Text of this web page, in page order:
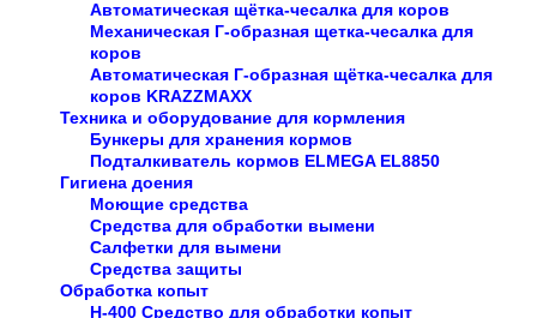
Автоматическая щётка-чесалка для коров
Механическая Г-образная щетка-чесалка для
коров
Автоматическая Г-образная щётка-чесалка для
коров KRAZZMAXX
Техника и оборудование для кормления
Бункеры для хранения кормов
Подталкиватель кормов ELMEGA EL8850
Гигиена доения
Моющие средства
Средства для обработки вымени
Салфетки для вымени
Средства защиты
Обработка копыт
H-400 Средство для обработки копыт